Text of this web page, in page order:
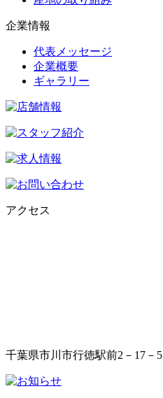
企業情報
代表メッセージ
企業概要
ギャラリー
アクセス
千葉県市川市行徳駅前2－17－5